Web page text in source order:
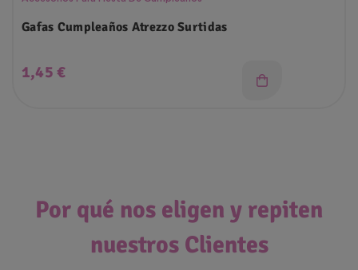
Gafas Cumpleaños Atrezzo Surtidas
Precio
1,45 €
Por qué nos eligen y repiten
nuestros Clientes